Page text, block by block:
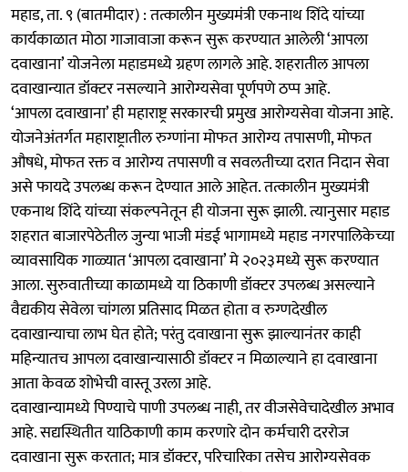
महाड, ता. ९ (बातमीदार) : तत्कालीन मुख्यमंत्री एकनाथ शिंदे यांच्या
कार्यकाळात मोठा गाजावाजा करून सुरू करण्यात आलेली ‘आपला
दवाखाना’ योजनेला महाडमध्ये ग्रहण लागले आहे. शहरातील आपला
दवाखान्यात डॉक्टर नसल्याने आरोग्यसेवा पूर्णपणे ठप्प आहे.
‘आपला दवाखाना’ ही महाराष्ट्र सरकारची प्रमुख आरोग्यसेवा योजना आहे.
योजनेअंतर्गत महाराष्ट्रातील रुग्णांना मोफत आरोग्य तपासणी, मोफत
औषधे, मोफत रक्त व आरोग्य तपासणी व सवलतीच्या दरात निदान सेवा
असे फायदे उपलब्ध करून देण्यात आले आहेत. तत्कालीन मुख्यमंत्री
एकनाथ शिंदे यांच्या संकल्पनेतून ही योजना सुरू झाली. त्यानुसार महाड
शहरात बाजारपेठेतील जुन्या भाजी मंडई भागामध्ये महाड नगरपालिकेच्या
व्यावसायिक गाळ्यात ‘आपला दवाखाना’ मे २०२३मध्ये सुरू करण्यात
आला. सुरुवातीच्या काळामध्ये या ठिकाणी डॉक्टर उपलब्ध असल्याने
वैद्यकीय सेवेला चांगला प्रतिसाद मिळत होता व रुग्णदेखील
दवाखान्याचा लाभ घेत होते; परंतु दवाखाना सुरू झाल्यानंतर काही
महिन्यातच आपला दवाखान्यासाठी डॉक्टर न मिळाल्याने हा दवाखाना
आता केवळ शोभेची वास्तू उरला आहे.
दवाखान्यामध्ये पिण्याचे पाणी उपलब्ध नाही, तर वीजसेवेचादेखील अभाव
आहे. सद्यस्थितीत याठिकाणी काम करणारे दोन कर्मचारी दररोज
दवाखाना सुरू करतात; मात्र डॉक्टर, परिचारिका तसेच आरोग्यसेवक